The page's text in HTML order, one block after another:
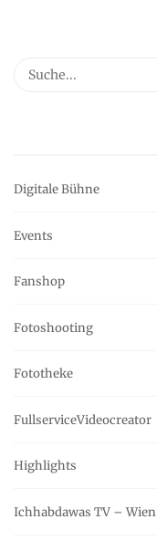
Digitale Bühne
Events
Fanshop
Fotoshooting
Fototheke
FullserviceVideocreator
Highlights
Ichhabdawas TV – Wien